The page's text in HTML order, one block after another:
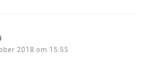
2018 om 15:55